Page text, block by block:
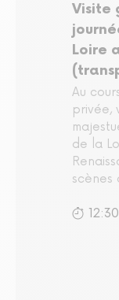
Visite
Loire
Au
privée,
de la
scènes